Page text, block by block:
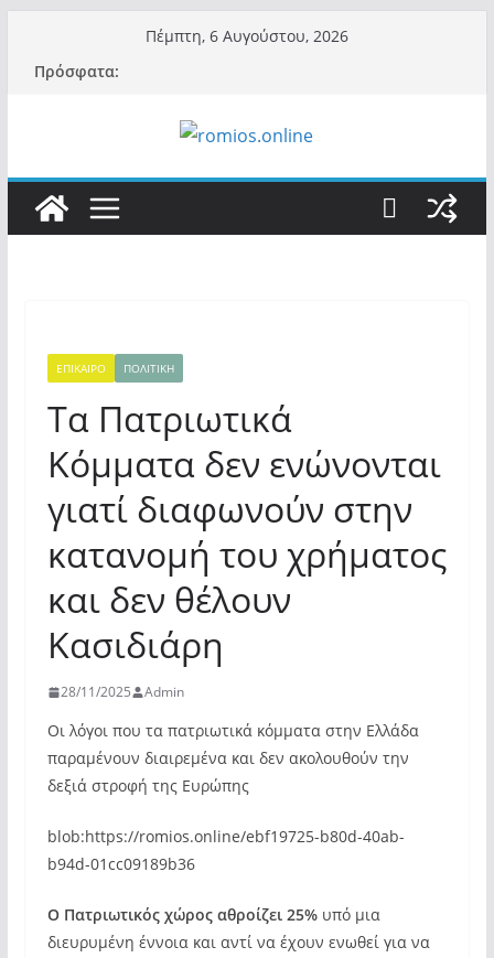
περιεχόμενο
Πέμπτη, 6 Αυγούστου, 2026
Πρόσφατα:
ΕΠΙΚΑΙΡΟ ΠΟΛΙΤΙΚΗ
Τα Πατριωτικά
Κόμματα δεν ενώνονται
γιατί διαφωνούν στην
κατανομή του χρήματος
και δεν θέλουν
Κασιδιάρη
28/11/2025 Admin
Οι λόγοι που τα πατριωτικά κόμματα στην Ελλάδα
παραμένουν διαιρεμένα και δεν ακολουθούν την
δεξιά στροφή της Ευρώπης
blob:https://romios.online/ebf19725-b80d-40ab-
b94d-01cc09189b36
Ο Πατριωτικός χώρος αθροίζει 25%υπό μια
διευρυμένη έννοια και αντί να έχουν ενωθεί για να